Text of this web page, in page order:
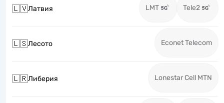
🇱🇻Латвия LMT Tele2
🇱🇸Лесото Econet Telecom
🇱🇷Либерия Lonestar Cell MTN